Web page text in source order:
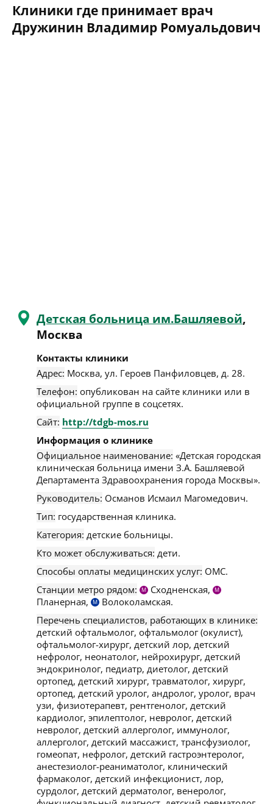
Клиники где принимает врач
Дружинин Владимир Ромуальдович
Детская больница им.Башляевой,
Москва
Контакты клиники
Адрес: Москва, ул. Героев Панфиловцев, д. 28.
Телефон: опубликован на сайте клиники или в
официальной группе в соцсетях.
Сайт: http://tdgb-mos.ru
Информация о клинике
Официальное наименование: «Детская городская
клиническая больница имени З.А. Башляевой
Департамента Здравоохранения города Москвы».
Руководитель: Османов Исмаил Магомедович.
Тип: государственная клиника.
Категория: детские больницы.
Кто может обслуживаться: дети.
Способы оплаты медицинских услуг: ОМС.
Станции метро рядом:
М Сходненская, М
Планерная, М
Волоколамская.
Перечень специалистов, работающих в клинике:
детский офтальмолог, офтальмолог (окулист),
офтальмолог-хирург, детский лор, детский
нефролог, неонатолог, нейрохирург, детский
эндокринолог, педиатр, диетолог, детский
ортопед, детский хирург, травматолог, хирург,
ортопед, детский уролог, андролог, уролог, врач
узи, физиотерапевт, рентгенолог, детский
кардиолог, эпилептолог, невролог, детский
невролог, детский аллерголог, иммунолог,
аллерголог, детский массажист, трансфузиолог,
гомеопат, нефролог, детский гастроэнтеролог,
анестезиолог-реаниматолог, клинический
фармаколог, детский инфекционист, лор,
сурдолог, детский дерматолог, венеролог,